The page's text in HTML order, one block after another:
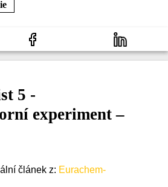
5 -
experiment –
článek z: Eurachem-